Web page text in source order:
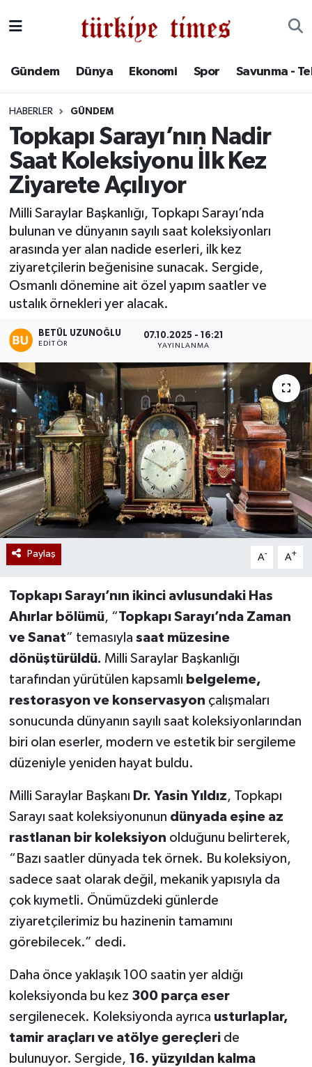
Gündem Dünya Ekonomi Spor Savunma -
HABERLER GÜNDEM
Topkapı Sarayı’nın Nadir
Saat Koleksiyonu İlk Kez
Ziyarete Açılıyor
Milli Saraylar Başkanlığı, Topkapı Sarayı’nda
bulunan ve dünyanın sayılı saat koleksiyonları
arasında yer alan nadide eserleri, ilk kez
ziyaretçilerin beğenisine sunacak. Sergide,
Osmanlı dönemine ait özel yapım saatler ve
ustalık örnekleri yer alacak.
BETÜL UZUNOĞLU
EDITÖR
07.10.2025 - 16:21
YAYINLANMA
Paylaş A- A+
Topkapı Sarayı’nın ikinci avlusundaki Has
Ahırlar bölümü, “Topkapı Sarayı’nda Zaman
ve Sanat” temasıyla saat müzesine
dönüştürüldü. Milli Saraylar Başkanlığı
tarafından yürütülen kapsamlı belgeleme,
restorasyon ve konservasyon çalışmaları
sonucunda dünyanın sayılı saat koleksiyonlarından
biri olan eserler, modern ve estetik bir sergileme
düzeniyle yeniden hayat buldu.
Milli Saraylar Başkanı Dr. Yasin Yıldız, Topkapı
Sarayı saat koleksiyonunun dünyada eşine az
rastlanan bir koleksiyon olduğunu belirterek,
“Bazı saatler dünyada tek örnek. Bu koleksiyon,
sadece saat olarak değil, mekanik yapısıyla da
çok kıymetli. Önümüzdeki günlerde
ziyaretçilerimiz bu hazinenin tamamını
görebilecek.” dedi.
Daha önce yaklaşık 100 saatin yer aldığı
koleksiyonda bu kez 300 parça eser
sergilenecek. Koleksiyonda ayrıca usturlaplar,
tamir araçları ve atölye gereçleride
bulunuyor. Sergide, 16. yüzyıldan kalma
Spor
Savunma - Teknoloji
Kültür - Sanat
Yaşam
Tüm Manşetler
Son Dakika Haberleri
Haber Arşivi